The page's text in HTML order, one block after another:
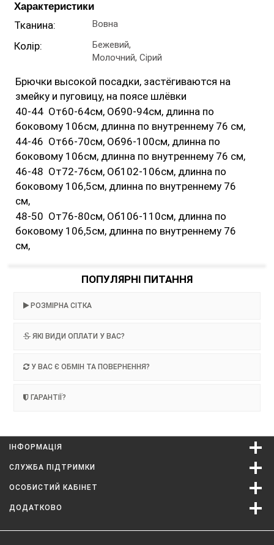
Характеристики
Тканина: Вовна
Колір:
Бежевий,
Молочний, Сірий
Брючки высокой посадки, застёгиваются на
змейку и пуговицу, на поясе шлёвки
40-44 От60-64см, Об90-94см, длинна по
боковому 106см, длинна по внутреннему 76 см,
44-46 От66-70см, Об96-100см, длинна по
боковому 106см, длинна по внутреннему 76 см,
46-48 От72-76см, Об102-106см, длинна по
боковому 106,5см, длинна по внутреннему 76
см,
48-50 От76-80см, Об106-110см, длинна по
боковому 106,5см, длинна по внутреннему 76
см,
ПОПУЛЯРНІ ПИТАННЯ
РОЗМІРНА СІТКА
ЯКІ ВИДИ ОПЛАТИ У ВАС?
У ВАС Є ОБМІН ТА ПОВЕРНЕННЯ?
ГАРАНТІЇ?
ІНФОРМАЦІЯ
СЛУЖБА ПІДТРИМКИ
ОСОБИСТИЙ КАБІНЕТ
ДОДАТКОВО